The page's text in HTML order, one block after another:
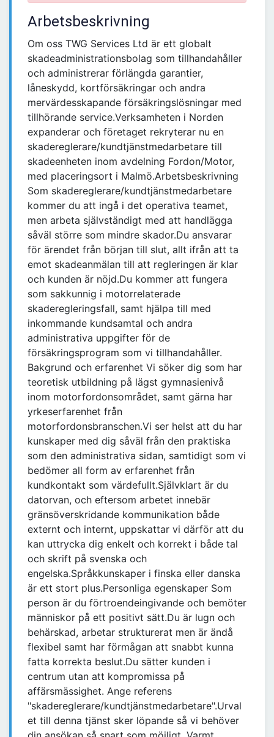
Arbetsbeskrivning
Om oss TWG Services Ltd är ett globalt
skadeadministrationsbolag som tillhandahåller
och administrerar förlängda garantier,
låneskydd, kortförsäkringar och andra
mervärdesskapande försäkringslösningar med
tillhörande service.Verksamheten i Norden
expanderar och företaget rekryterar nu en
skadereglerare/kundtjänstmedarbetare till
skadeenheten inom avdelning Fordon/Motor,
med placeringsort i Malmö.Arbetsbeskrivning
Som skadereglerare/kundtjänstmedarbetare
kommer du att ingå i det operativa teamet,
men arbeta självständigt med att handlägga
såväl större som mindre skador.Du ansvarar
för ärendet från början till slut, allt ifrån att ta
emot skadeanmälan till att regleringen är klar
och kunden är nöjd.Du kommer att fungera
som sakkunnig i motorrelaterade
skaderegleringsfall, samt hjälpa till med
inkommande kundsamtal och andra
administrativa uppgifter för de
försäkringsprogram som vi tillhandahåller.
Bakgrund och erfarenhet Vi söker dig som har
teoretisk utbildning på lägst gymnasienivå
inom motorfordonsområdet, samt gärna har
yrkeserfarenhet från
motorfordonsbranschen.Vi ser helst att du har
kunskaper med dig såväl från den praktiska
som den administrativa sidan, samtidigt som vi
bedömer all form av erfarenhet från
kundkontakt som värdefullt.Självklart är du
datorvan, och eftersom arbetet innebär
gränsöverskridande kommunikation både
externt och internt, uppskattar vi därför att du
kan uttrycka dig enkelt och korrekt i både tal
och skrift på svenska och
engelska.Språkkunskaper i finska eller danska
är ett stort plus.Personliga egenskaper Som
person är du förtroendeingivande och bemöter
människor på ett positivt sätt.Du är lugn och
behärskad, arbetar strukturerat men är ändå
flexibel samt har förmågan att snabbt kunna
fatta korrekta beslut.Du sätter kunden i
centrum utan att kompromissa på
affärsmässighet. Ange referens
"skadereglerare/kundtjänstmedarbetare".Urval
et till denna tjänst sker löpande så vi behöver